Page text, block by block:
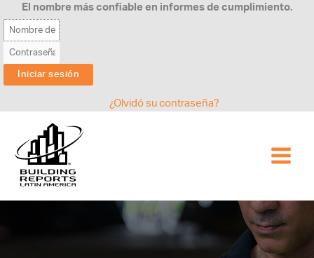
al
contenido
El nombre más confiable en informes de cumplimiento.
¿Olvidó su contraseña?